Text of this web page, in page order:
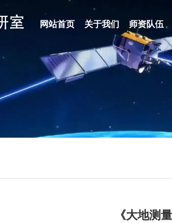
网站首页 关于我们
教研室介绍
建设目标
师资队伍
教学团队
教材建设
教改论文
学生技能竞赛
新创业训练计划
《大地测